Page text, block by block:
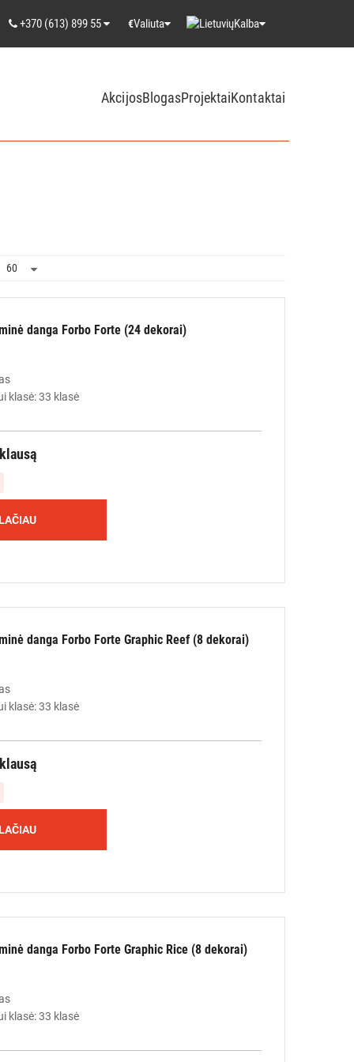
+370 (613) 899 55 €Valiuta Kalba
AkcijosBlogasProjektaiKontaktai
danga Forbo Forte (24 dekorai)
klasė: 33 klasė
danga Forbo Forte Graphic Reef (8 dekorai)
klasė: 33 klasė
danga Forbo Forte Graphic Rice (8 dekorai)
klasė: 33 klasė